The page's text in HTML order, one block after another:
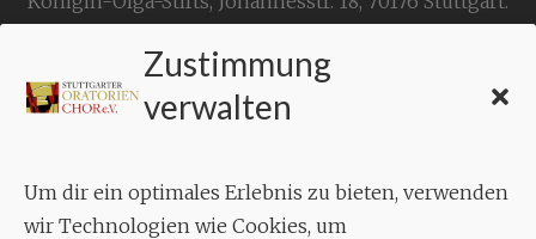
Zustimmung
verwalten
Um dir ein optimales Erlebnis zu bieten, verwenden
wir Technologien wie Cookies, um
KONTAKT
Geschäftsstelle:
Aixheimer Str. 18
70619 Stuttgart